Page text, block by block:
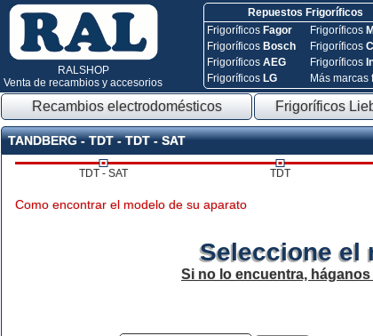
RALSHOP
Venta de recambios y accesorios
Repuestos Frigoríficos
Frigoríficos Fagor
Frigoríficos Bosch
FrigoríficosAEG
Frigoríficos LG
Frigoríficos
Frigoríficos
Frigoríficos
Más marcas
Recambios electrodomésticos Frigoríficos
TANDBERG - TDT - TDT - SAT
TDT - SAT TDT
Como encontrar el modelo de su aparato
Seleccione el
Si no lo encuentra,